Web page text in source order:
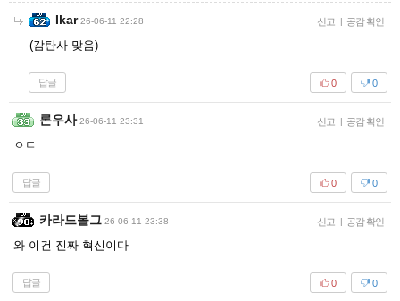
Ikar 26-06-11 22:28 신고 | 공감 확인
(감탄사 맞음)
답글 0
0
론우사 26-06-11 23:31 신고 | 공감 확인
ㅇㄷ
답글 0
0
카라드볼그 26-06-11 23:38 신고 | 공감 확인
와 이건 진짜 혁신이다
답글 0
0